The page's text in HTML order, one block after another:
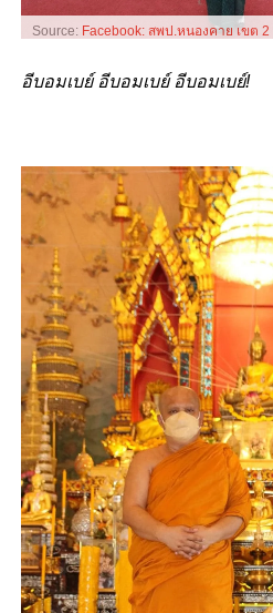
Source: Facebook: สพป.หนองคาย เขต 2
อีบอมเบย์ อีบอมเบย์ อีบอมเบย์!